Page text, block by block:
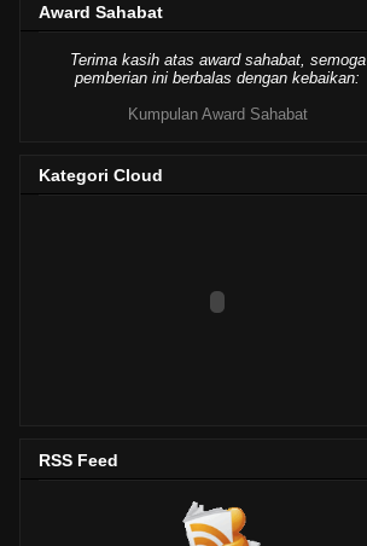
Award Sahabat
Terima kasih atas award sahabat, semoga
pemberian ini berbalas dengan kebaikan:
Kumpulan Award Sahabat
Kategori Cloud
RSS Feed